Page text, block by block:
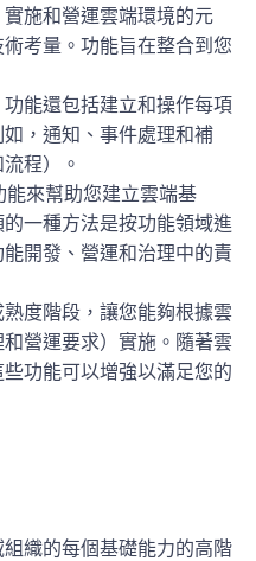
施和營運雲端環境的元
考量。功能旨在整合到您
能還包括建立和操作每項
，通知、事件處理和補
程）。
來幫助您建立雲端基
一種方法是按功能領域進
開發、營運和治理中的責
度階段，讓您能夠根據雲
營運要求）實施。隨著雲
功能可以增強以滿足您的
織的每個基礎能力的高階